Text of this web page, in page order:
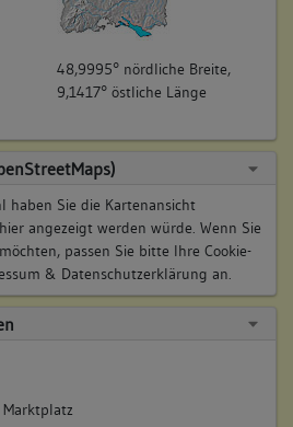
48,9995° nördliche Breite,
9,1417° östliche Länge
haben Sie die Kartenansicht
angezeigt werden würde. Wenn Sie
passen Sie bitte Ihre Cookie-
& Datenschutzerklärung an.
Marktplatz